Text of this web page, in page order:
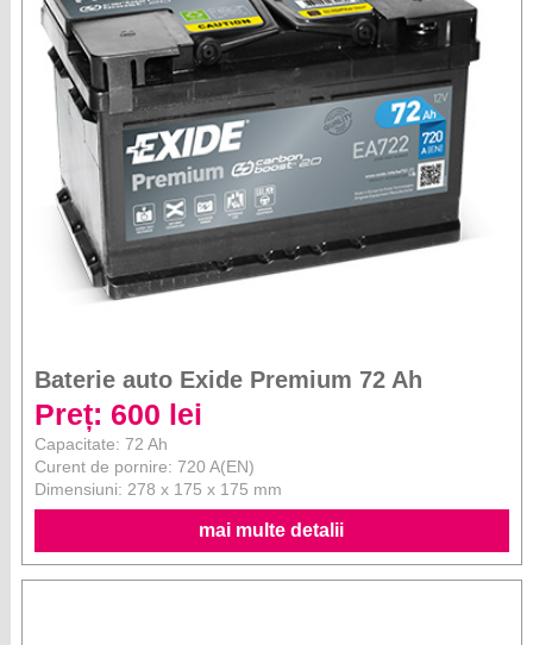
Baterie auto Exide Premium 72 Ah
Preț: 600 lei
Capacitate: 72 Ah
Curent de pornire: 720 A(EN)
Dimensiuni: 278 x 175 x 175 mm
mai multe detalii